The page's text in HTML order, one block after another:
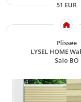
51 EUR
Plissee
LYSEL HOME
Salo BO